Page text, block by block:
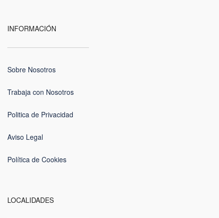
INFORMACIÓN
Sobre Nosotros
Trabaja con Nosotros
Politica de Privacidad
Aviso Legal
Política de Cookies
LOCALIDADES